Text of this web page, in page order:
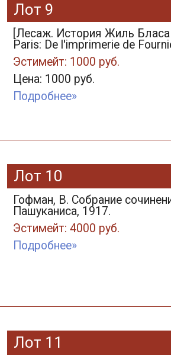
Лот 9
[Лесаж. История Жиль Бласа
Paris: De l'imprimerie de
Эстимейт: 1000 руб.
Цена: 1000 руб.
Подробнее»
Лот 10
Гофман, В. Собрание
Пашуканиса, 1917.
Эстимейт: 4000 руб.
Подробнее»
Лот 11